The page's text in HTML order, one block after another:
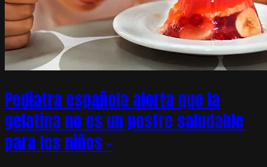
Pediatra española alerta que la
gelatina no es un postre saludable
para los niños –